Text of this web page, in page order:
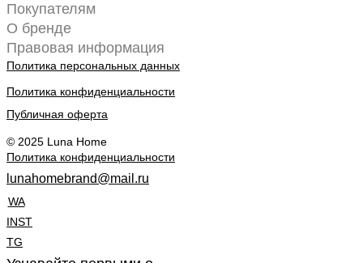
Покупателям
О бренде
Правовая информация
Политика персональных данных
Политика конфиденциальности
Публичная оферта
© 2025 Luna Home
Политика конфиденциальности
lunahomebrand@mail.ru
WA
INST
TG